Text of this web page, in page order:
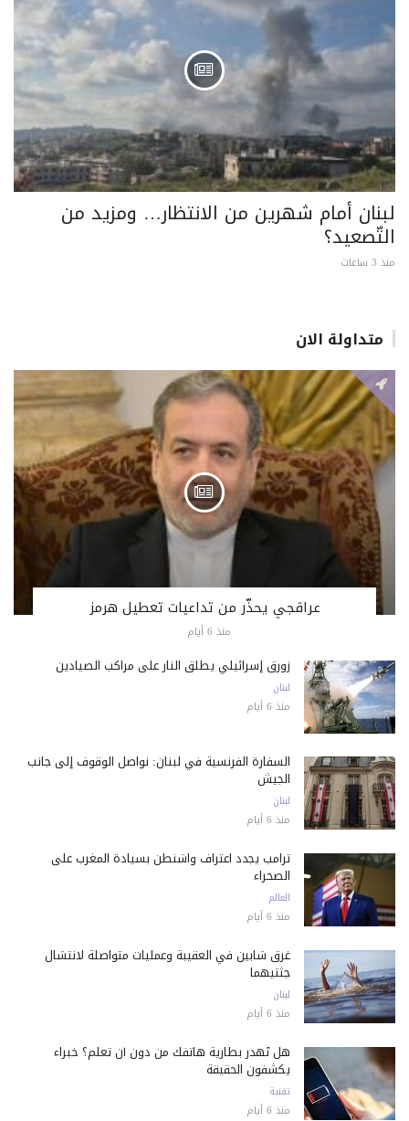
لبنان أمام شهرين من الانتظار… ومزيد من
التّصعيد؟
منذ 3 ساعات
متداولة الان
عراقجي يحذّر من تداعيات تعطيل هرمز
منذ 6 أيام
زورق إسرائيلي يطلق النار على مراكب الصيادين
لبنان
منذ 6 أيام
السفارة الفرنسية في لبنان: نواصل الوقوف إلى جانب
الجيش
لبنان
منذ 6 أيام
ترامب يجدد اعتراف واشنطن بسيادة المغرب على
الصحراء
العالم
منذ 6 أيام
غرق شابين في العقيبة وعمليات متواصلة لانتشال
جثتيهما
لبنان
منذ 6 أيام
هل تُهدر بطارية هاتفك من دون أن تعلم؟ خبراء
يكشفون الحقيقة
تقنية
منذ 6 أيام